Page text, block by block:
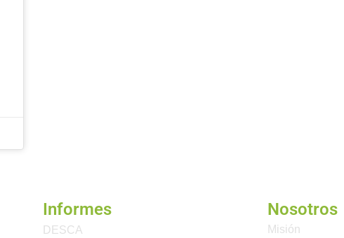
Informes
DESCA
Nosotros
Misión